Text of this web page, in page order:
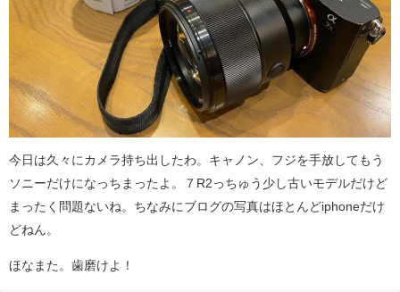
今日は久々にカメラ持ち出したわ。キャノン、フジを手放してもう
ソニーだけになっちまったよ。７R2っちゅう少し古いモデルだけど
まったく問題ないね。ちなみにブログの写真はほとんどiphoneだけ
どねん。
ほなまた。歯磨けよ！